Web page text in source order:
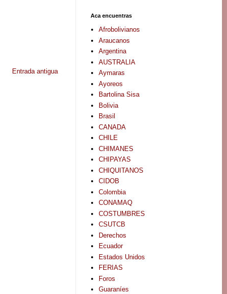
Entrada antigua
Aca encuentras
Afrobolivianos
Araucanos
Argentina
AUSTRALIA
Aymaras
Ayoreos
Bartolina Sisa
Bolivia
Brasil
CANADA
CHILE
CHIMANES
CHIPAYAS
CHIQUITANOS
CIDOB
Colombia
CONAMAQ
COSTUMBRES
CSUTCB
Derechos
Ecuador
Estados Unidos
FERIAS
Foros
Guaraníes